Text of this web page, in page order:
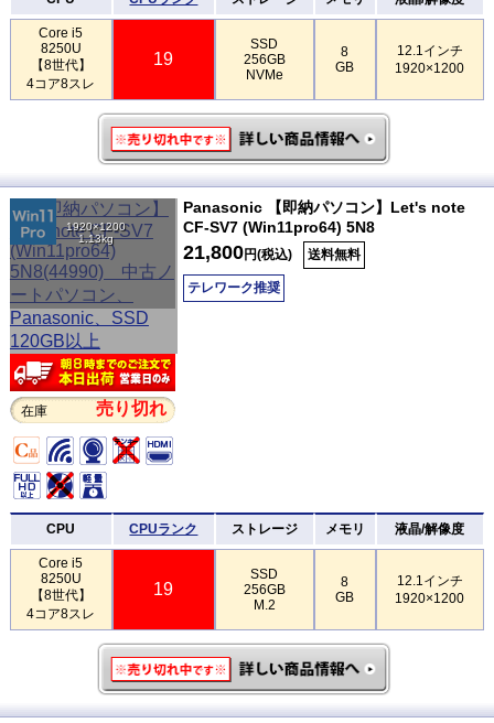
Core i5
8250U
【8世代】
4コア8スレ
19
SSD
256GB
NVMe
8
GB
12.1インチ
1920×1200
1920×1200
1.13kg
在庫 売り切れ
Panasonic 【即納パソコン】Let's note
CF-SV7 (Win11pro64) 5N8
21,800円(税込) 送料無料
テレワーク推奨
CPU CPUランク ストレージ メモリ 液晶/解像度
Core i5
8250U
【8世代】
4コア8スレ
19
SSD
256GB
M.2
8
GB
12.1インチ
1920×1200